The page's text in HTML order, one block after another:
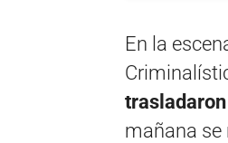
En la
mañana se